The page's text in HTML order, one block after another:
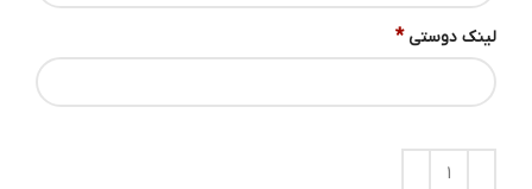
لینک دوستی *